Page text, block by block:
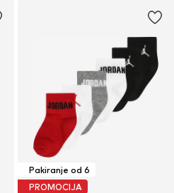
Pakiranje od 6
PROMOCIJA